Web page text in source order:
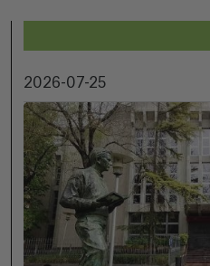
2026-07-25